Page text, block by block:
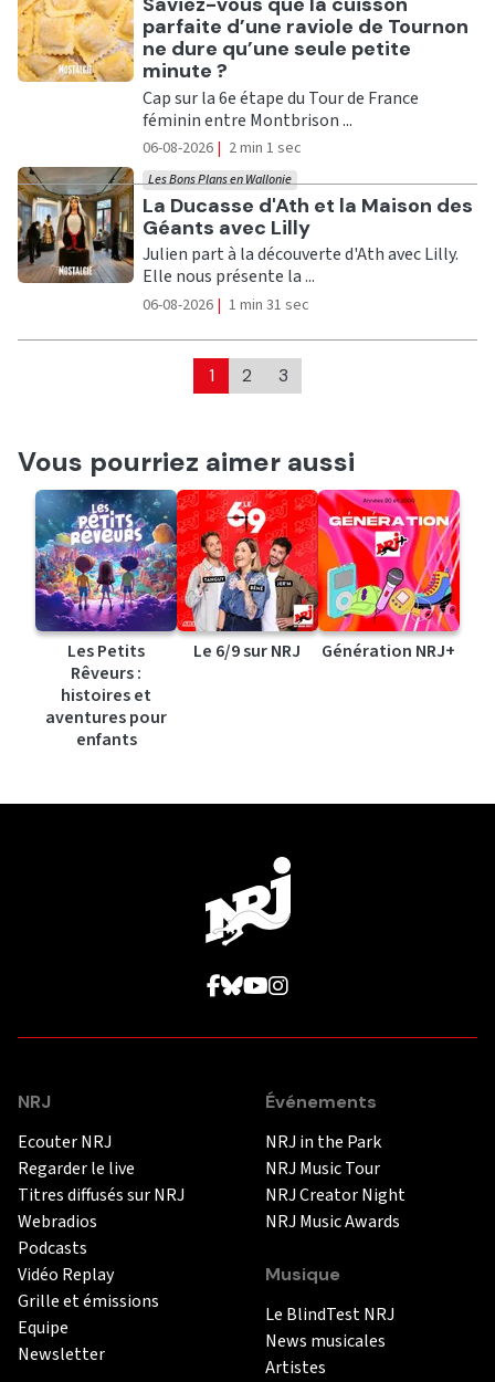
parfaite d’une raviole de Tournon
ne dure qu’une seule petite
minute ?
Cap sur la 6e étape du Tour de France
féminin entre Montbrison ...
06-08-2026 | 2 min 1 sec
Ecouter
La Ducasse d'Ath et la Maison des
Géants avec Lilly
Les Bons Plans en Wallonie
Julien part à la découverte d'Ath avec Lilly.
Elle nous présente la ...
06-08-2026 | 1 min 31 sec
1 2 3
Vous pourriez aimer aussi
Les Petits
Rêveurs :
histoires et
aventures pour
enfants
Le 6/9 sur NRJ Génération NRJ+
NRJ
Ecouter NRJ
Regarder le live
Titres diffusés sur NRJ
Webradios
Podcasts
Vidéo Replay
Grille et émissions
Equipe
Newsletter
Événements
NRJ in the Park
NRJ Music Tour
NRJ Creator Night
NRJ Music Awards
Musique
Le BlindTest NRJ
News musicales
Artistes